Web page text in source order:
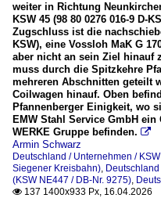
weiter in Richtung
KSW 45 (98 80 0276 016-9 D-
Zugschluss ist die
KSW), eine Vossloh MaK G
aber nicht an sein Ziel hinauf
muss durch die Spitzkehre
mehreren Abschnitten geteilt
Coilwagen hinauf. Oben
Pfannenberger Einigkeit, wo
EMW Stahl Service GmbH ein
WERKE Gruppe befinden. 
Armin Schwarz
Deutschland / Unternehmen /
Siegener Kreisbahn)
(KSW NE447 / DB-Nr. 9275)
 137 1400x933 Px, 16.04.2026